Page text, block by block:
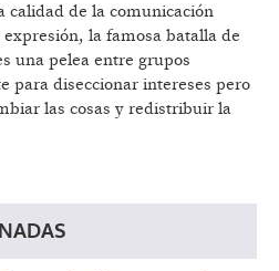
calidad de la comunicación
la famosa batalla de
una pelea entre grupos
para diseccionar intereses pero
las cosas y redistribuir la